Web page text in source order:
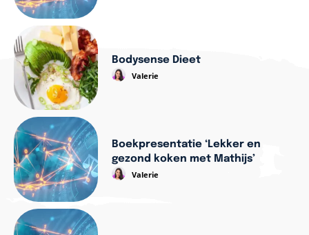
Bodysense Dieet
Valerie
Boekpresentatie ‘Lekker en
gezond koken met Mathijs’
Valerie